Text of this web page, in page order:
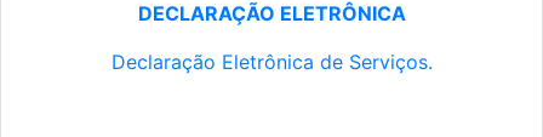
DECLARAÇÃO ELETRÔNICA
Declaração Eletrônica de Serviços.